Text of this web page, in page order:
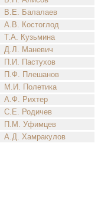
В.Е. Балалаев
А.В. Костоглод
Т.А. Кузьмина
Д.Л. Маневич
П.И. Пастухов
П.Ф. Плешанов
М.И. Полетика
А.Ф. Рихтер
С.Е. Родичев
П.М. Уфимцев
А.Д. Хамракулов